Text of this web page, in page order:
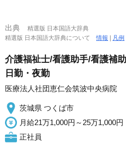
出典
精選版 日本国語大辞典
精選版 日本国語大辞典について情報 凡例
介護福祉士/看護助手/看護補
日勤・夜勤
医療法人社団恵仁会筑波中央病院
茨城県 つくば市
月給21万1,000円～25万1,000円
正社員